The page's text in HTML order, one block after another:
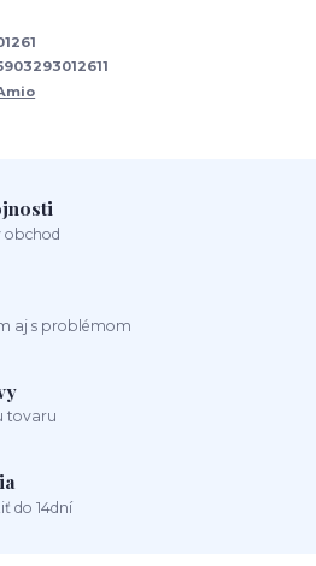
obchod
aj s problémom
tovaru
do 14dní